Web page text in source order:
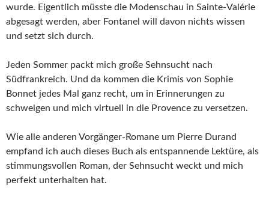
wurde. Eigentlich müsste die Modenschau in Sainte-Valérie
abgesagt werden, aber Fontanel will davon nichts wissen
und setzt sich durch.
Jeden Sommer packt mich große Sehnsucht nach
Südfrankreich. Und da kommen die Krimis von Sophie
Bonnet jedes Mal ganz recht, um in Erinnerungen zu
schwelgen und mich virtuell in die Provence zu versetzen.
Wie alle anderen Vorgänger-Romane um Pierre Durand
empfand ich auch dieses Buch als entspannende Lektüre, als
stimmungsvollen Roman, der Sehnsucht weckt und mich
perfekt unterhalten hat.